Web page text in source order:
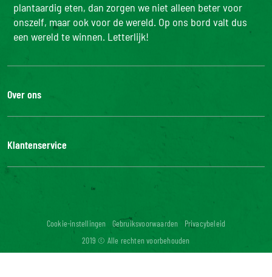
plantaardig eten, dan zorgen we niet alleen beter voor
onszelf, maar ook voor de wereld. Op ons bord valt dus
een wereld te winnen. Letterlijk!
Over ons
De Bonduelle groep
Bonduelle Food Service
Klantenservice
Neem contact met ons op
Veelgestelde vragen
Cookie-instellingen Gebruiksvoorwaarden
Privacybeleid
2019 © Alle rechten voorbehouden